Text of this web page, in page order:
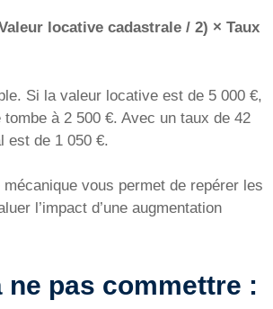
locative cadastrale / 2) × Taux
Si la valeur locative est de 5 000 €,
à 2 500 €. Avec un taux de 42
est de 1 050 €.
vous permet de repérer les
l’impact d’une augmentation
ne pas commettre :